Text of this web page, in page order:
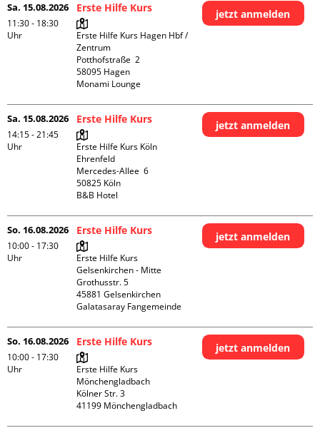
Sa. 15.08.2026
11:30 - 18:30
Uhr
Erste Hilfe Kurs
Erste Hilfe Kurs Hagen Hbf /
Zentrum
Potthofstraße  2
58095 Hagen
Monami Lounge
jetzt anmelden
Sa. 15.08.2026
14:15 - 21:45
Uhr
Erste Hilfe Kurs
Erste Hilfe Kurs Köln
Ehrenfeld
Mercedes-Allee  6
50825 Köln
B&B Hotel
jetzt anmelden
So. 16.08.2026
10:00 - 17:30
Uhr
Erste Hilfe Kurs
Erste Hilfe Kurs
Gelsenkirchen - Mitte
Grothusstr. 5
45881 Gelsenkirchen
Galatasaray Fangemeinde
jetzt anmelden
So. 16.08.2026
10:00 - 17:30
Uhr
Erste Hilfe Kurs
Erste Hilfe Kurs
Mönchengladbach
Kölner Str. 3
jetzt anmelden